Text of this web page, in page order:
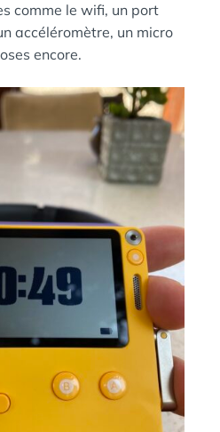
comme le wifi, un port
accéléromètre, un micro
encore.